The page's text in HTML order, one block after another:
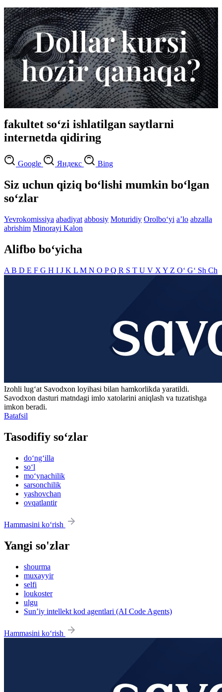
fakultet so‘zi ishlatilgan saytlarni
internetda qidiring
Google Яндекс Bing
Siz uchun qiziq bo‘lishi mumkin bo‘lgan
so‘zlar
Yevrokomissiya abadiyat abbosiy Moturidiy Orolbo‘yi aʼlo abzalla
abrishim Minorayi Kalon
Alifbo bo‘yicha
A B D E F G H I J K L M N O PQ R S T U V X Y Z O‘ G‘ Sh Ch
Izohli lugʻat Savodxon loyihasi bilan hamkorlikda yaratildi.
Savodxon dasturi matndagi imlo xatolarini aniqlash va tuzatishga
imkon beradi.
Batafsil
Tasodifiy so‘zlar
do‘ng‘illa
so‘l
mo‘ynachilik
sarsonchilik
yashovchan
ovqatlantir
Hammasini ko‘rish
Yangi so'zlar
shourma
muxayyir
selfi
loukoster
ulgu
Sun’iy intellekt kod agentlari (AI Code Agents)
Hammasini ko‘rish